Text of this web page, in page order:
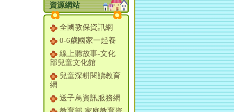
資源網站
全國教保資訊網
0-6歲國家一起養
線上聽故事-文化
部兒童文化館
兒童深耕閱讀教育
網
送子鳥資訊服務網